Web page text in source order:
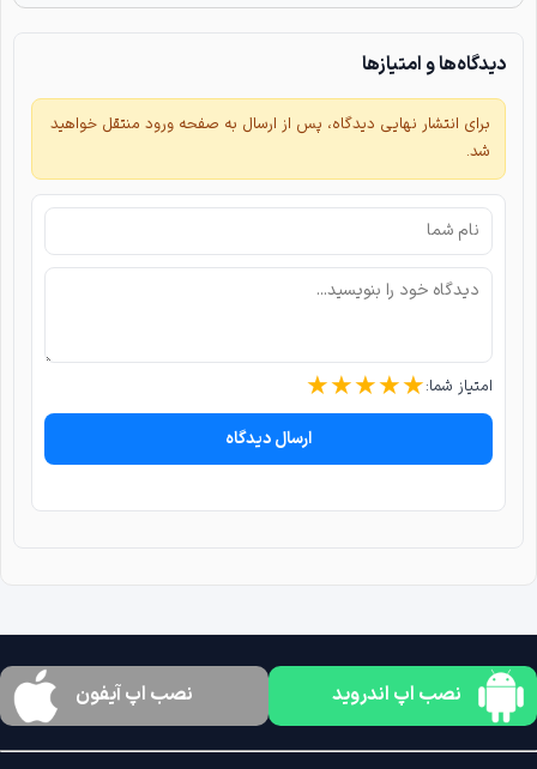
دیدگاه‌ها و امتیازها
برای انتشار نهایی دیدگاه، پس از ارسال به صفحه ورود منتقل خواهید
شد.
امتیاز شما: ★★★★★
ارسال دیدگاه
نصب اپ اندروید نصب اپ آیفون